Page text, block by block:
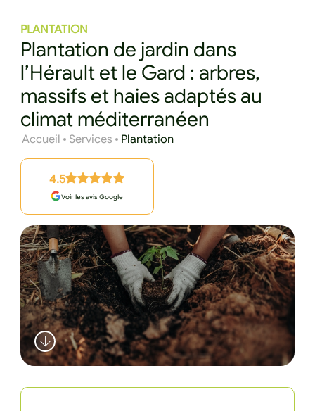
PLANTATION
Plantation de jardin dans
l’Hérault et le Gard : arbres,
massifs et haies adaptés au
climat méditerranéen
Accueil Services Plantation
4.5
Voir les avis Google